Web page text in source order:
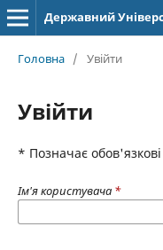
Державний
Головна / Увійти
Увійти
* Позначає
Ім'я користувача *